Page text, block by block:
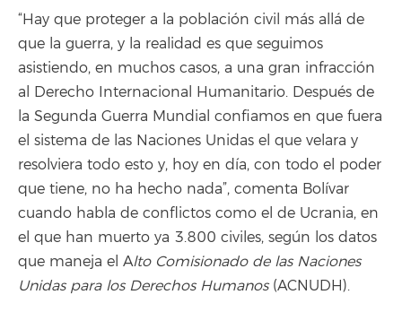
“Hay que proteger a la población civil más allá de
que la guerra, y la realidad es que seguimos
asistiendo, en muchos casos, a una gran infracción
al Derecho Internacional Humanitario. Después de
la Segunda Guerra Mundial confiamos en que fuera
el sistema de las Naciones Unidas el que velara y
resolviera todo esto y, hoy en día, con todo el poder
que tiene, no ha hecho nada”, comenta Bolívar
cuando habla de conflictos como el de Ucrania, en
el que han muerto ya 3.800 civiles, según los datos
que maneja el Alto Comisionado de las Naciones
Unidas para los Derechos Humanos(ACNUDH).